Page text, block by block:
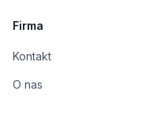
Firma
Kontakt
O nas